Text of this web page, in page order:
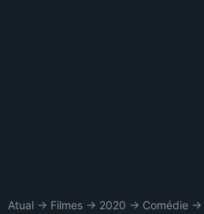
Atual → Filmes → 2020 → Comédie →